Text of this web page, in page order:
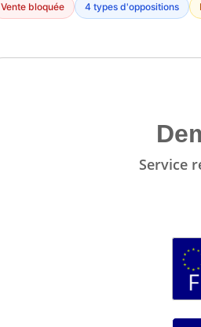
Vente bloquée 4 types d'oppositions
Service
LE